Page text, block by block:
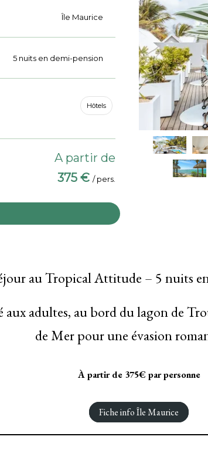
Île Maurice
5 nuits en demi-pension
Hôtels
A partir de
375 € / pers.
au Tropical Attitude – 5 nuits
adultes, au bord du lagon de
de Mer pour une évasion
À partir de 375€ par personne
Fiche info Île Maurice